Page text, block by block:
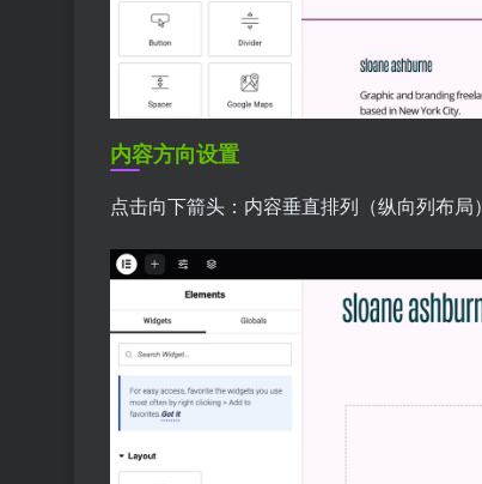
内容方向设置
点击向下箭头：内容垂直排列（纵向列布局）